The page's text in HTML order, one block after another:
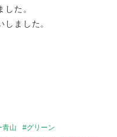
た。
ました。
青山
グリーン